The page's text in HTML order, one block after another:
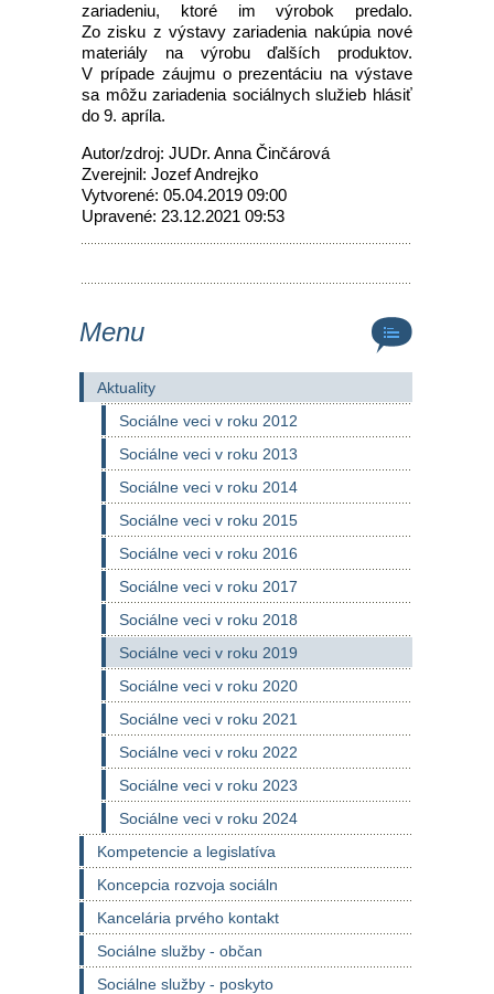
zariadeniu, ktoré im výrobok predalo.
Zo zisku z výstavy zariadenia nakúpia nové
materiály na výrobu ďalších produktov.
V prípade záujmu o prezentáciu na výstave
sa môžu zariadenia sociálnych služieb hlásiť
do 9. apríla.
Autor/zdroj: JUDr. Anna Činčárová
Zverejnil: Jozef Andrejko
Vytvorené: 05.04.2019 09:00
Upravené: 23.12.2021 09:53
Menu
Aktuality
Sociálne veci v roku 2012
Sociálne veci v roku 2013
Sociálne veci v roku 2014
Sociálne veci v roku 2015
Sociálne veci v roku 2016
Sociálne veci v roku 2017
Sociálne veci v roku 2018
Sociálne veci v roku 2019
Sociálne veci v roku 2020
Sociálne veci v roku 2021
Sociálne veci v roku 2022
Sociálne veci v roku 2023
Sociálne veci v roku 2024
Kompetencie a legislatíva
Koncepcia rozvoja sociáln
Kancelária prvého kontakt
Sociálne služby - občan
Sociálne služby - poskyto